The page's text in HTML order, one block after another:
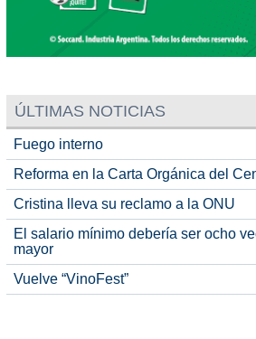
ÚLTIMAS NOTICIAS
Fuego interno
Reforma en la Carta Orgánica del
Cristina lleva su reclamo a la ONU
El salario mínimo debería ser ocho
mayor
Vuelve “VinoFest”